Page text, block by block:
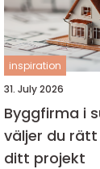
inspiration
31. July 2026
Byggfirma i
väljer du
ditt projekt